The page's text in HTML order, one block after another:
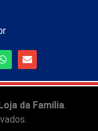
da Família.